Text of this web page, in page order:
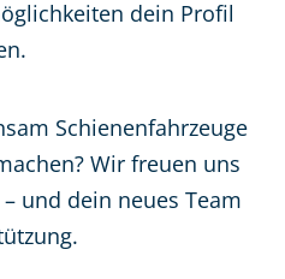
dein Profil
Schienenfahrzeuge
Wir freuen uns
und dein neues Team